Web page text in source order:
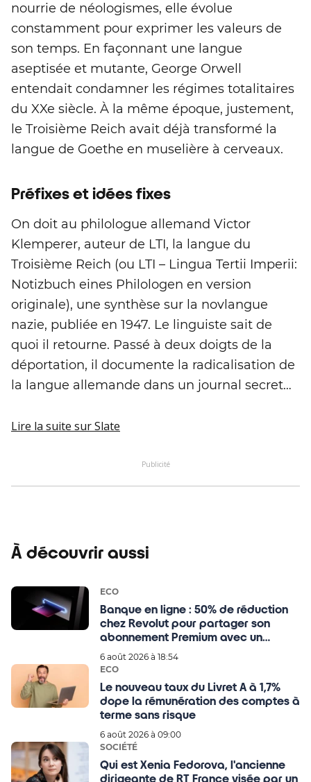
nourrie de néologismes, elle évolue
constamment pour exprimer les valeurs de
son temps. En façonnant une langue
aseptisée et mutante, George Orwell
entendait condamner les régimes totalitaires
du XXe siècle. À la même époque, justement,
le Troisième Reich avait déjà transformé la
langue de Goethe en muselière à cerveaux.
Préfixes et idées fixes
On doit au philologue allemand Victor
Klemperer, auteur de LTI, la langue du
Troisième Reich (ou LTI – Lingua Tertii Imperii:
Notizbuch eines Philologen en version
originale), une synthèse sur la novlangue
nazie, publiée en 1947. Le linguiste sait de
quoi il retourne. Passé à deux doigts de la
déportation, il documente la radicalisation de
la langue allemande dans un journal secret…
Lire la suite sur Slate
Publicité
À découvrir aussi
ECO
Banque en ligne : 50% de réduction
chez Revolut pour partager son
abonnement Premium avec un
proche
6 août 2026 à 18:54
ECO
Le nouveau taux du Livret A à 1,7%
dope la rémunération des comptes à
terme sans risque
6 août 2026 à 09:00
SOCIÉTÉ
Qui est Xenia Fedorova, l'ancienne
dirigeante de RT France visée par un